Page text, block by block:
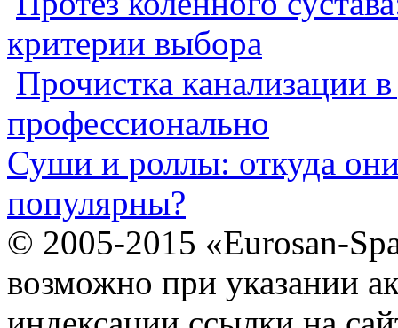
критерии выбора
Прочистка канализации
профессионально
Суши и роллы: откуда
популярны?
© 2005-2015 «Eurosan-
возможно при указании